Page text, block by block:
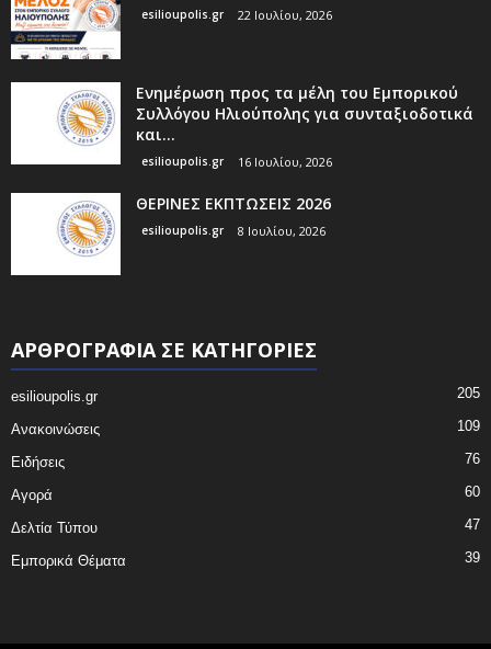
esilioupolis.gr 22 Ιουλίου, 2026
Ενημέρωση προς τα μέλη του Εμπορικού
Συλλόγου Ηλιούπολης για συνταξιοδοτικά
και...
esilioupolis.gr 16 Ιουλίου, 2026
ΘΕΡΙΝΕΣ ΕΚΠΤΩΣΕΙΣ 2026
esilioupolis.gr 8 Ιουλίου, 2026
ΑΡΘΡΟΓΡΑΦΙΑ ΣΕ ΚΑΤΗΓΟΡΙΕΣ
esilioupolis.gr 205
Ανακοινώσεις 109
Ειδήσεις 76
Αγορά 60
Δελτία Τύπου 47
Εμπορικά Θέματα 39